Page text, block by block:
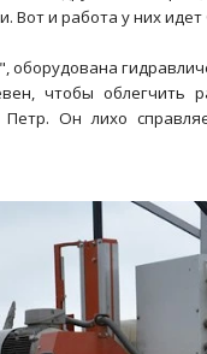
Вот и работа у них
оборудована
чтобы облегчить
Он лихо